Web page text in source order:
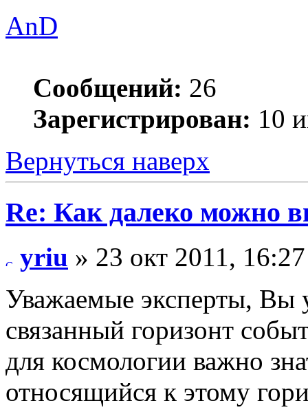
AnD
Сообщений: 26
Зарегистрирован: 10
Вернуться наверх
Re: Как далеко можно
yriu » 23 окт 2011, 16:27
Уважаемые эксперты, Вы
связанный горизонт
для космологии важно
относящийся к этому